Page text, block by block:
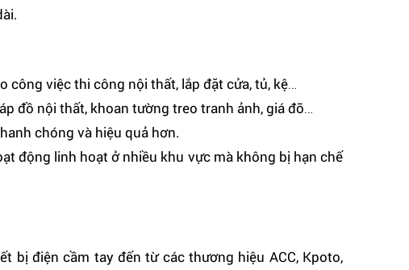
công việc thi công nội thất, lắp đặt cửa, tủ, kệ…
đồ nội thất, khoan tường treo tranh ảnh, giá đỡ…
chóng và hiệu quả hơn.
động linh hoạt ở nhiều khu vực mà không bị hạn chế
bị điện cầm tay đến từ các thương hiệu ACC, Kpoto,